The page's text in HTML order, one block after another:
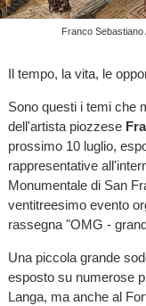
Franco
Il tempo, la vita, le
Sono questi i temi che
dell'artista piozzese
prossimo 10 luglio,
rappresentative
Monumentale di San
ventitreesimo evento
rassegna "OMG -
Una piccola grande
esposto su numerose
Langa, ma anche al